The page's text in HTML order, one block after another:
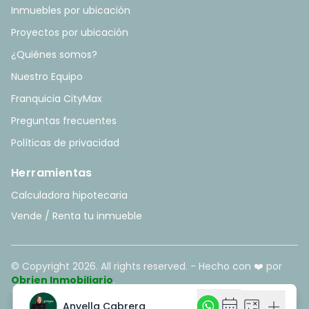
Anyella Cabrera
Anyella Cabrera
Inmuebles por ubicación
Proyectos por ubicación
¿Quiénes somos?
Nuestro Equipo
Franquicia CityMax
Preguntas frecuentes
Políticas de privacidad
Herramientas
Calculadora hipotecaria
Vende / Renta tu inmueble
© Copyright 2026. All rights reserved. - Hecho con ❤️ por
Obrien Inmobiliario.